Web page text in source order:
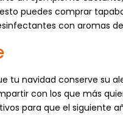
puedes comprar
con aromas
tu navidad conserve su
con los que más
para que el siguiente